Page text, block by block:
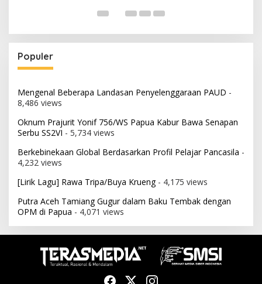
Populer
Mengenal Beberapa Landasan Penyelenggaraan PAUD -
8,486 views
Oknum Prajurit Yonif 756/WS Papua Kabur Bawa Senapan
Serbu SS2VI - 5,734 views
Berkebinekaan Global Berdasarkan Profil Pelajar Pancasila -
4,232 views
[Lirik Lagu] Rawa Tripa/Buya Krueng- 4,175 views
Putra Aceh Tamiang Gugur dalam Baku Tembak dengan
OPM di Papua - 4,071 views